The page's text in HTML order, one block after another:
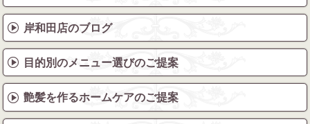
岸和田店のブログ
目的別のメニュー選びのご提案
艶髪を作るホームケアのご提案